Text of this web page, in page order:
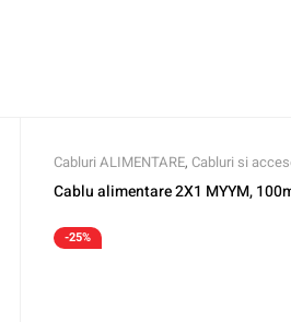
Cabluri ALIMENTARE, Cabluri si
Cablu alimentare 2X1 MYYM,
-25%